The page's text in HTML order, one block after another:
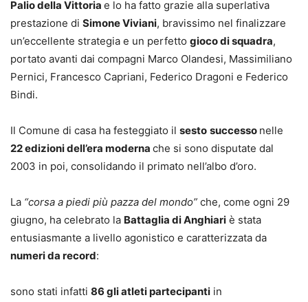
Palio della Vittoria e lo ha fatto grazie alla superlativa
prestazione di Simone Viviani, bravissimo nel finalizzare
un’eccellente strategia e un perfetto gioco di squadra,
portato avanti dai compagni Marco Olandesi, Massimiliano
Pernici, Francesco Capriani, Federico Dragoni e Federico
Bindi.
Il Comune di casa ha festeggiato il sesto successo nelle
22 edizioni dell’era moderna che si sono disputate dal
2003 in poi, consolidando il primato nell’albo d’oro.
La “corsa a piedi più pazza del mondo” che, come ogni 29
giugno, ha celebrato la Battaglia di Anghiari è stata
entusiasmante a livello agonistico e caratterizzata da
numeri da record:
sono stati infatti 86 gli atleti partecipanti in